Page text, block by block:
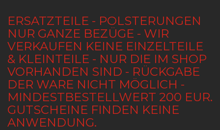
ERSATZTEILE - POLSTERUNGEN
NUR GANZE BEZÜGE - WIR
VERKAUFEN KEINE EINZELTEILE
& KLEINTEILE - NUR DIE IM SHOP
VORHANDEN SIND - RÜCKGABE
DER WARE NICHT MÖGLICH -
MINDESTBESTELLWERT 200 EUR.
GUTSCHEINE FINDEN KEINE
ANWENDUNG.